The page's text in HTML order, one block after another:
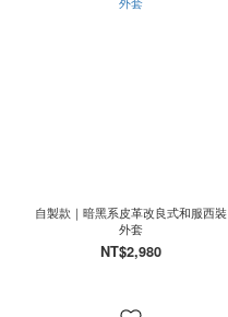
自製款｜暗黑系皮革改良式和服西裝
外套
NT$2,980